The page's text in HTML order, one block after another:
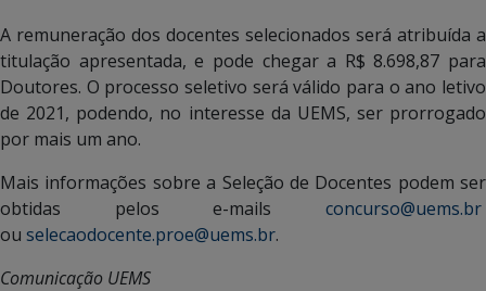
A remuneração dos docentes selecionados será atribuída a
titulação apresentada, e pode chegar a R$ 8.698,87 para
Doutores. O processo seletivo será válido para o ano letivo
de 2021, podendo, no interesse da UEMS, ser prorrogado
por mais um ano.
Mais informações sobre a Seleção de Docentes podem ser
obtidas pelos e-mails concurso@uems.br
ou selecaodocente.proe@uems.br.
Comunicação UEMS